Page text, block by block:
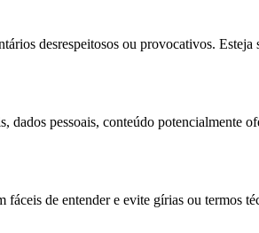
desrespeitosos ou provocativos.
dados pessoais, conteúdo potencialmente
de entender e evite gírias ou termos